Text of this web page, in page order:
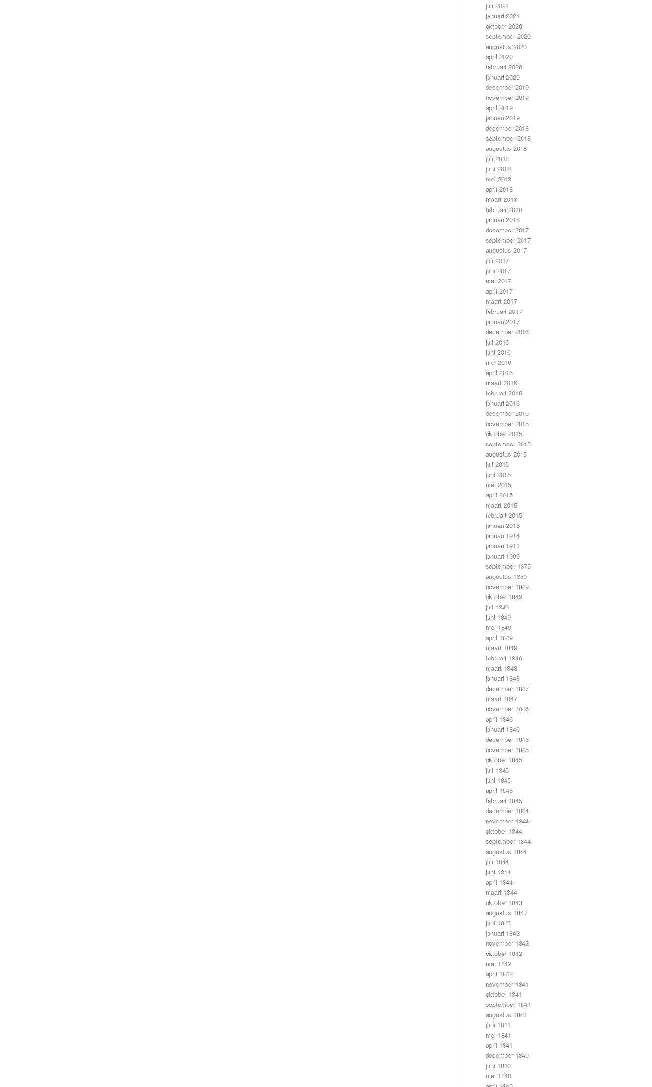
juli 2021
januari 2021
oktober 2020
september 2020
augustus 2020
april 2020
februari 2020
januari 2020
december 2019
november 2019
april 2019
januari 2019
december 2018
september 2018
augustus 2018
juli 2018
juni 2018
mei 2018
april 2018
maart 2018
februari 2018
januari 2018
december 2017
september 2017
augustus 2017
juli 2017
juni 2017
mei 2017
april 2017
maart 2017
februari 2017
januari 2017
december 2016
juli 2016
juni 2016
mei 2016
april 2016
maart 2016
februari 2016
januari 2016
december 2015
november 2015
oktober 2015
september 2015
augustus 2015
juli 2015
juni 2015
mei 2015
april 2015
maart 2015
februari 2015
januari 2015
januari 1914
januari 1911
januari 1909
september 1875
augustus 1850
november 1849
oktober 1849
juli 1849
juni 1849
mei 1849
april 1849
maart 1849
februari 1849
maart 1848
januari 1848
december 1847
maart 1847
november 1846
april 1846
januari 1846
december 1845
november 1845
oktober 1845
juli 1845
juni 1845
april 1845
februari 1845
december 1844
november 1844
oktober 1844
september 1844
augustus 1844
juli 1844
juni 1844
april 1844
maart 1844
oktober 1843
augustus 1843
juni 1843
januari 1843
november 1842
oktober 1842
mei 1842
april 1842
november 1841
oktober 1841
september 1841
augustus 1841
juni 1841
mei 1841
april 1841
december 1840
juni 1840
mei 1840